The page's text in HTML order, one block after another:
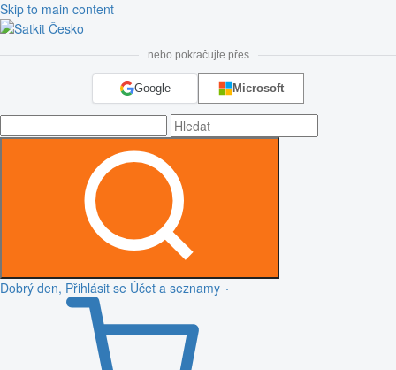
Skip to main content
nebo pokračujte přes
Google Microsoft
Dobrý den, Přihlásit se Účet a seznamy